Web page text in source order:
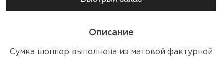
Описание
Сумка шоппер выполнена из матовой фактурной